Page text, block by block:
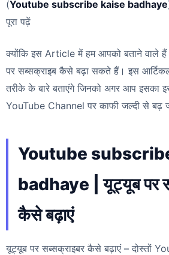
(Youtube subscribe kaise badhaye
पूरा पढ़ें
क्योंकि इस Article में हम आपको बताने वाले
पर सब्सक्राइब कैसे बढ़ा सकते हैं। इस
तरीके के बारे बताएंगे जिनको अगर आप इसका
YouTube Channel पर काफी जल्दी से बढ़
Youtube
badhaye | यूट्यूब पर
कैसे बढ़ाएं
यूट्यूब पर सब्सक्राइबर कैसे बढ़ाएं – दोस्तों